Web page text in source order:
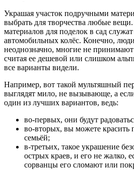
Украшая участок подручными
выбрать для творчества любые
материалов для поделок в сад
автомобильных колёс. Конечно,
неоднозначно, многие не
считая ее дешевой или слишком
все варианты видели.
Например, вот такой мультяшный
выглядят мило, не вызывающе, а если
один из лучших вариантов, ведь:
во-первых, они будут
во-вторых, вы можете красить
семьёй;
в-третьих, такое украшение
острых краев, и его не жалко,
сорванцы его сломают или